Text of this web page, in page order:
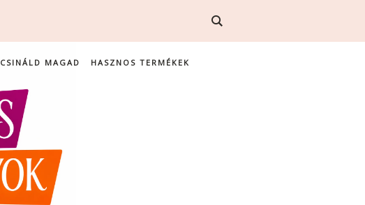
CSINÁLD MAGAD HASZNOS TERMÉKEK